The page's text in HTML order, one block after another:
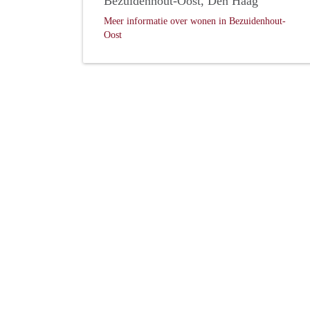
Meer informatie over wonen in Bezuidenhout-
Oost